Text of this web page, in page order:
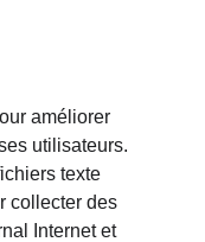
améliorer
utilisateurs.
texte
collecter des
Internet et